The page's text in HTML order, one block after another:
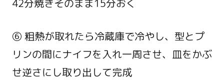
42分焼きそのまま15分おく
⑥ 粗熱が取れたら冷蔵庫で冷やし、型とプ
リンの間にナイフを入れ一周させ、皿をかぶ
せ逆さにし取り出して完成